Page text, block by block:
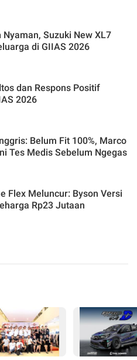
Nyaman, Suzuki New XL7
di GIIAS 2026
dan Respons Positif
2026
Belum Fit 100%, Marco
Tes Medis Sebelum Ngegas
Flex Meluncur: Byson Versi
Rp23 Jutaan